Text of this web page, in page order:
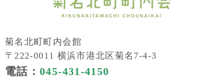
菊名北町町内会館
〒222-0011 横浜市港北区菊名7-4-3
電話：045-431-4150